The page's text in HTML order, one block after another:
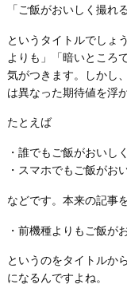
「ご飯がおいしく撮れ
というタイトルでしょ
よりも」「暗いところ
気がつきます。しかし
は異なった期待値を浮
たとえば
・誰でもご飯がおいし
・スマホでもご飯がお
などです。本来の記事
・前機種よりもご飯が
というのをタイトルか
になるんですよね。